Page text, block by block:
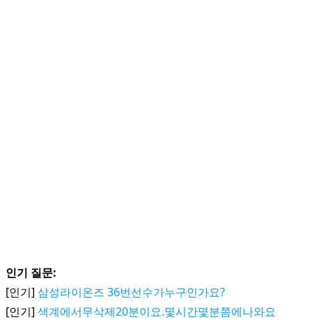
인기 질문:
[인기] 삼성라이온즈 36번선수가누구인가요?
[인기] 색계에서무삭제20분이요.몇시간몇분쯤에나와요